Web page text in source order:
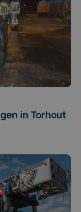
in Torhout